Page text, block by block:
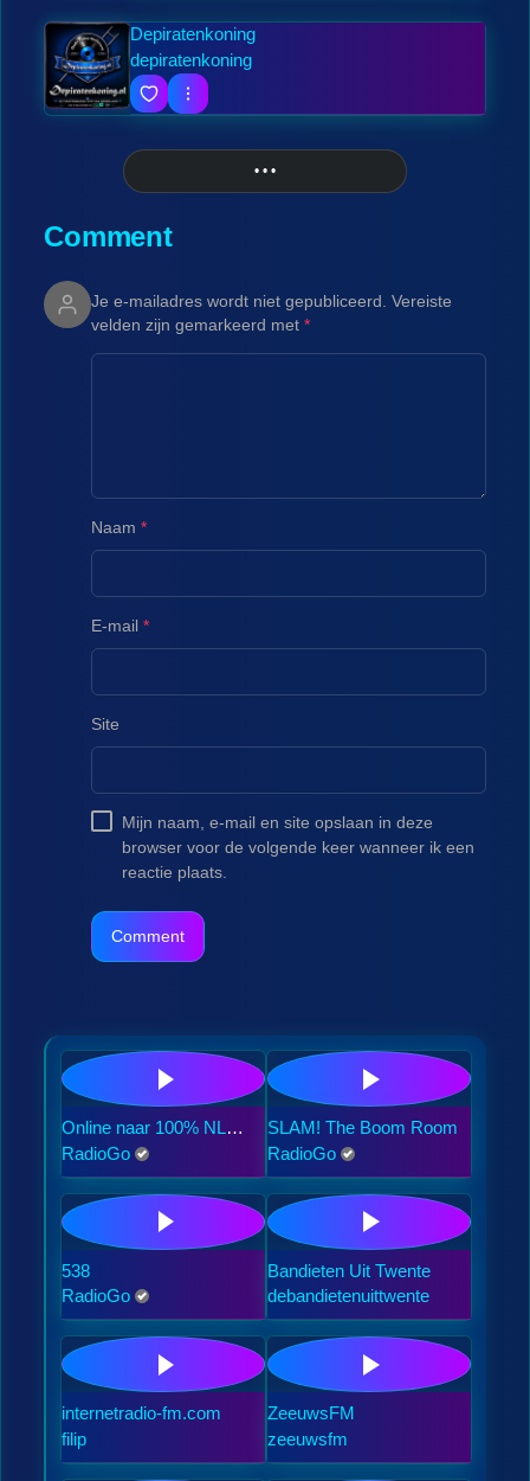
Depiratenkoning
depiratenkoning
• • •
Comment
Je e-mailadres wordt niet gepubliceerd.
Vereiste
velden zijn gemarkeerd met*
Naam*
E-mail*
Site
Mijn naam, e-mail en site opslaan in deze
browser voor de volgende keer wanneer ik een
reactie plaats.
Online naar 100% NL
Puur luisteren
RadioGo
SLAM! The Boom Room
RadioGo
538
RadioGo
Bandieten Uit Twente
debandietenuittwente
internetradio-fm.com
filip
ZeeuwsFM
zeeuwsfm